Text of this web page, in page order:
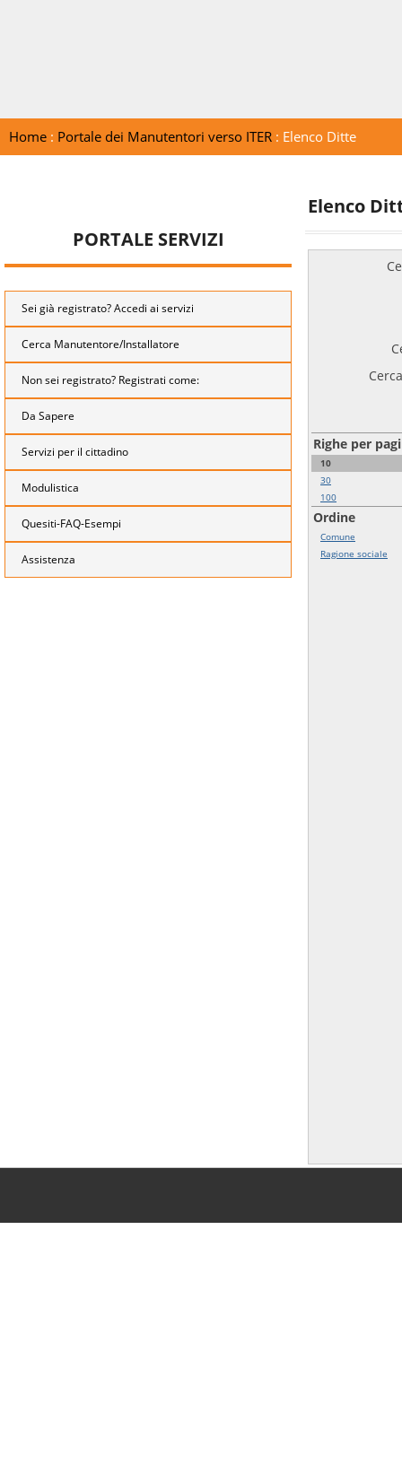
Home: Portale dei Manutentori verso ITER: Elenco Ditte
PORTALE SERVIZI
Sei già registrato? Accedi ai servizi
Cerca Manutentore/Installatore
Non sei registrato? Registrati come:
Da Sapere
Servizi per il cittadino
Modulistica
Quesiti-FAQ-Esempi
Assistenza
Elenco
Righe per
10
30
100
Ordine
Comune
Ragione sociale